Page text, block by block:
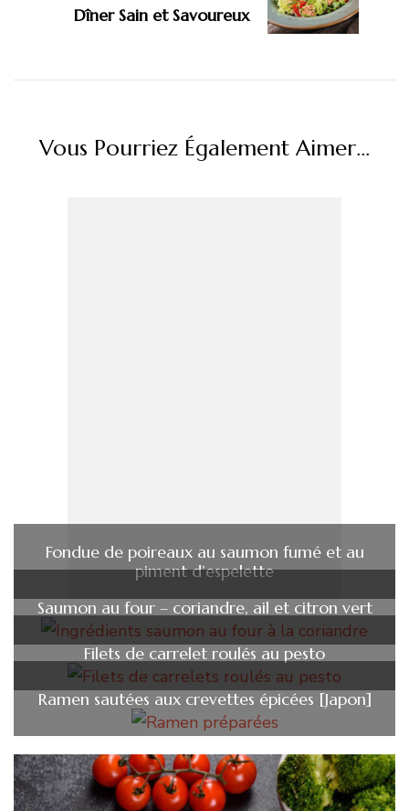
Dîner Sain et Savoureux
Vous Pourriez Également Aimer...
Fondue de poireaux au saumon fumé et au
piment d’espelette
Saumon au four – coriandre, ail et citron vert
Filets de carrelet roulés au pesto
Ramen sautées aux crevettes épicées [Japon]